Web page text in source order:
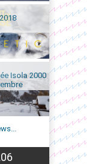
Isola 2000